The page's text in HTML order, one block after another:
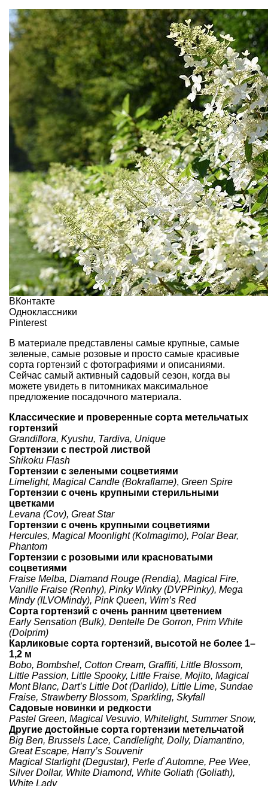
ВКонтакте
Одноклассники
Pinterest
В материале представлены самые крупные, самые
зеленые, самые розовые и просто самые красивые
сорта гортензий с фотографиями и описаниями.
Сейчас самый активный садовый сезон, когда вы
можете увидеть в питомниках максимальное
предложение посадочного материала.
Классические и проверенные сорта метельчатых
гортензий
Grandiflora, Kyushu, Tardiva, Unique
Гортензии с пестрой листвой
Shikoku Flash
Гортензии с зелеными соцветиями
Limelight, Magical Candle (Bokraflame), Green Spire
Гортензии с очень крупными стерильными
цветками
Levana (Cov), Great Star
Гортензии с очень крупными соцветиями
Hercules, Magical Moonlight (Kolmagimo), Polar Bear,
Phantom
Гортензии с розовыми или красноватыми
соцветиями
Fraise Melba, Diamand Rouge (Rendia), Magical Fire,
Vanille Fraise (Renhy), Pinky Winky (DVPPinky), Mega
Mindy (ILVOMindy), Pink Queen, Wim’s Red
Сорта гортензий с очень ранним цветением
Early Sensation (Bulk), Dentelle De Gorron, Prim White
(Dolprim)
Карликовые сорта гортензий, высотой не более 1–
1,2 м
Bobo, Bombshel, Cotton Cream, Graffiti, Little Blossom,
Little Passion, Little Spooky, Little Fraise, Mojito, Magical
Mont Blanc, Dart’s Little Dot (Darlido), Little Lime, Sundae
Fraise, Strawberry Blossom, Sparkling, Skyfall
Садовые новинки и редкости
Pastel Green, Magical Vesuvio, Whitelight, Summer Snow,
Другие достойные сорта гортензии метельчатой
Big Ben, Brussels Lace, Candlelight, Dolly, Diamantino,
Great Escape, Harry’s Souvenir
Magical Starlight (Degustar), Perle d`Automne, Pee Wee,
Silver Dollar, White Diamond, White Goliath (Goliath),
White Lady